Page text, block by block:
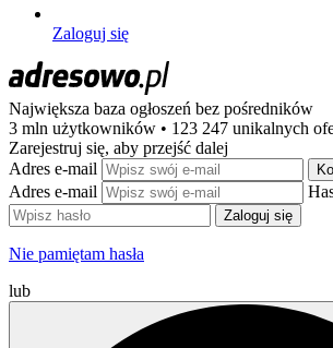
Zaloguj się
Największa baza ogłoszeń bez pośredników
3 mln użytkowników • 123 247 unikalnych
Zarejestruj się, aby przejść dalej
Adres e-mail
Adres e-mail
Zaloguj się
Nie pamiętam hasła
lub